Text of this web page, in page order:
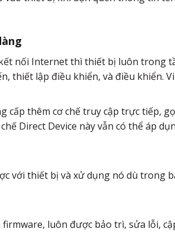
nối Internet thì thiết bị luôn trong
thiết lập điều khiển, và điều khiển.
thêm cơ chế truy cập trực tiếp,
Direct Device này vẫn có thể áp
với thiết bị và xử dụng nó dù trong
luôn được bảo trì, sửa lỗi,